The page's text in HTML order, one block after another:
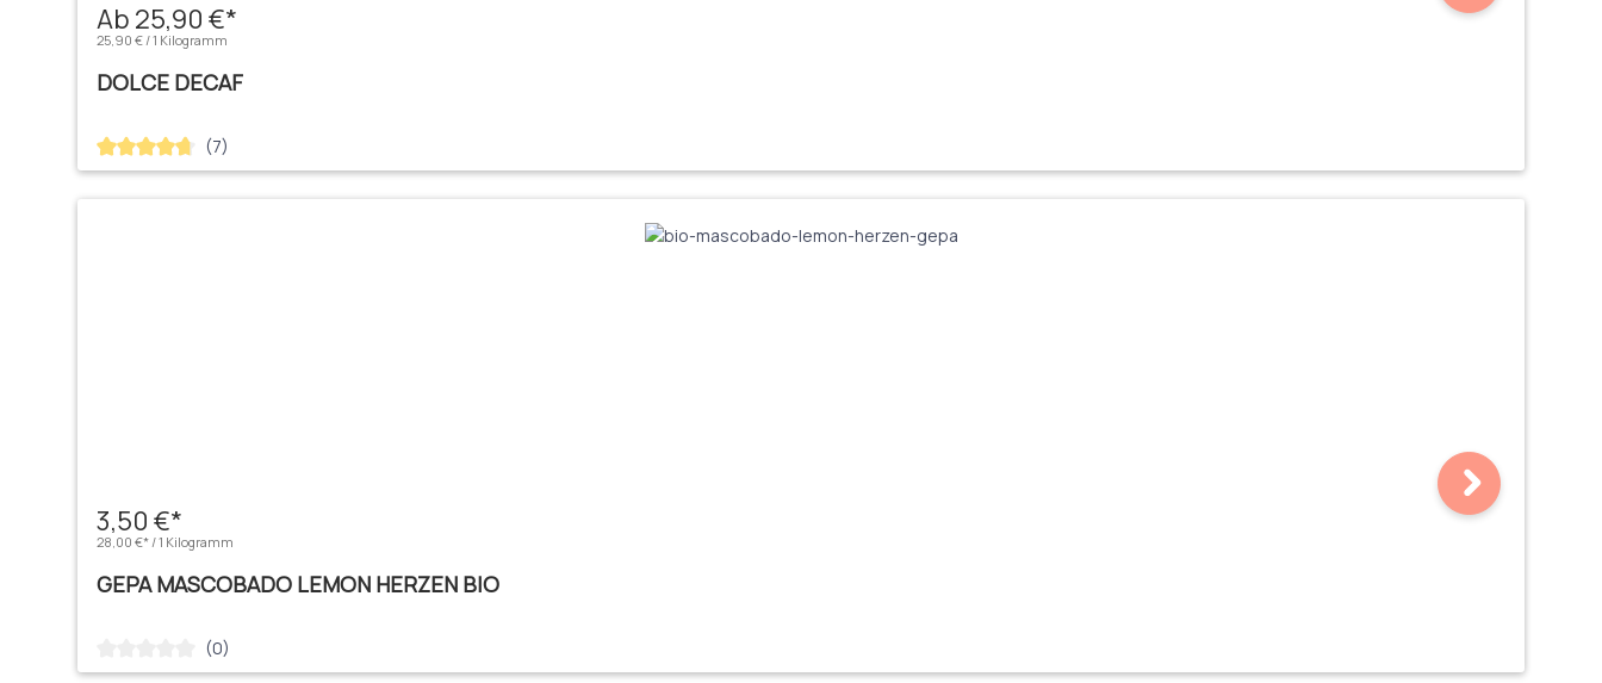
Ab 25,90 €*
25,90 € / 1 Kilogramm
DOLCE DECAF
Durchschnittliche Bewertung von 4.71 von 5 Sternen
(7)
3,50 €*
28,00 €* / 1 Kilogramm
GEPA MASCOBADO LEMON HERZEN BIO
Durchschnittliche Bewertung von 0 von 5 Sternen
(0)